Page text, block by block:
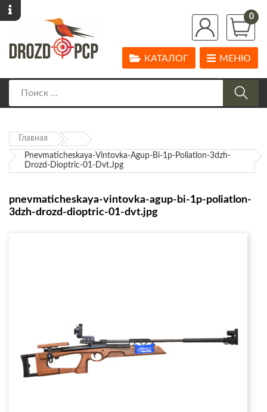
0
МЕНЮ
КАТАЛОГ
Главная
Pnevmaticheskaya-Vintovka-Agup-Bi-1p-Poliatlon-3dzh-
Drozd-Dioptric-01-Dvt.jpg
pnevmaticheskaya-vintovka-agup-bi-1p-poliatlon-
3dzh-drozd-dioptric-01-dvt.jpg